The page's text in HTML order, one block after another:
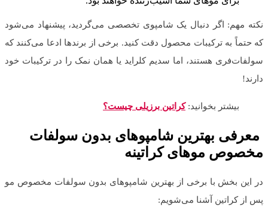
نکته مهم: اگر دنبال یک شامپوی تخصصی می‌گردید، پیشنهاد می‌شود
که حتماً به ترکیبات محصول دقت کنید. برخی از برندها ادعا می‌کنند که
سولفات‌فری هستند، اما سدیم کلراید یا همان نمک را در ترکیبات خود
دارند!
بیشتر بخوانید:کراتین برزیلی چیست؟
معرفی بهترین شامپوهای بدون سولفات
مخصوص موهای کراتینه
در این بخش با برخی از بهترین شامپوهای بدون سولفات مخصوص مو
پس از کراتین آشنا می‌شویم: